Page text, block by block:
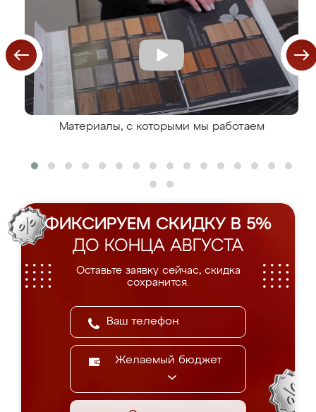
Материалы, с которыми мы работаем
ФИКСИРУЕМ СКИДКУ В 5%
ДО КОНЦА АВГУСТА
Оставьте заявку сейчас, скидка
сохранится.
Желаемый бюджет